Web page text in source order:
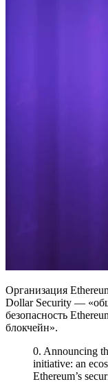
Организация
Dollar Security —
безопасность
блокчейн».
0. Announcing
initiative: an
Ethereum’s